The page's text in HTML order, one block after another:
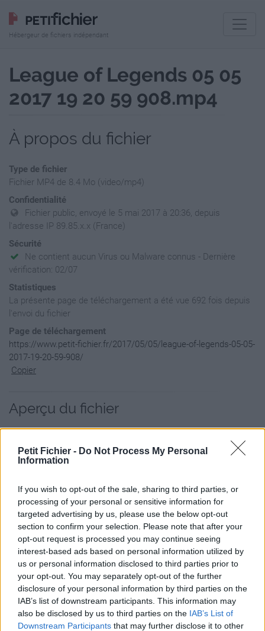
Petit Fichier - Do Not Process My Personal
Information
If you wish to opt-out of the sale, sharing to third parties, or
processing of your personal or sensitive information for
targeted advertising by us, please use the below opt-out
section to confirm your selection. Please note that after your
opt-out request is processed you may continue seeing
interest-based ads based on personal information utilized by
us or personal information disclosed to third parties prior to
your opt-out. You may separately opt-out of the further
disclosure of your personal information by third parties on the
IAB’s list of downstream participants. This information may
also be disclosed by us to third parties on the IAB’s List of
Downstream Participants that may further disclose it to other
Hébergeur de fichiers indépendant
League of Legends 05 05
2017 19 20 59 908.mp4
À propos du fichier
Type de fichier
Fichier MP4 de 8.4 Mo (video/mp4)
Confidentialité
Fichier public, envoyé le 5 mai 2017 à 20:36, depuis
l'adresse IP 89.85.x.x (France)
Sécurité
Ne contient aucun Virus ou Malware connus - Dernière
vérification: 02/07
Statistiques
La présente page de téléchargement a été vue 692 fois depuis
l'envoi du fichier
Page de téléchargement
https://www.petit-fichier.fr/2017/05/05/league-of-legends-05-05-
2017-19-20-59-908/
Copier
Aperçu du fichier